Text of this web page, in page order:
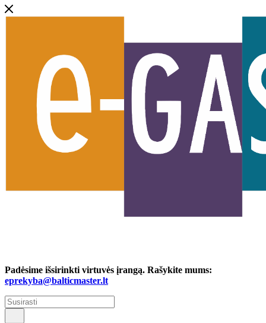
Padėsime išsirinkti virtuvės įrangą. Rašykite mums:
eprekyba@balticmaster.lt